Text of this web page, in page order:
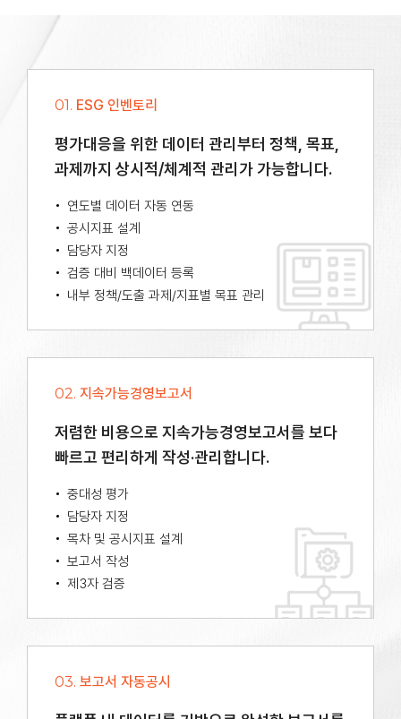
01. ESG 인벤토리
평가대응을 위한 데이터 관리부터 정책, 목표,
과제까지 상시적/체계적 관리가 가능합니다.
연도별 데이터 자동 연동
공시지표 설계
담당자 지정
검증 대비 백데이터 등록
내부 정책/도출 과제/지표별 목표 관리
02. 지속가능경영보고서
저렴한 비용으로 지속가능경영보고서를 보다
빠르고 편리하게 작성·관리합니다.
중대성 평가
담당자 지정
목차 및 공시지표 설계
보고서 작성
제3자 검증
03. 보고서 자동공시